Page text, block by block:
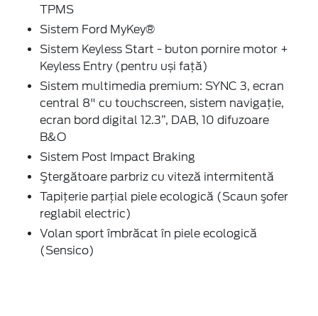
TPMS
Sistem Ford MyKey®
Sistem Keyless Start - buton pornire motor +
Keyless Entry (pentru uși față)
Sistem multimedia premium: SYNC 3, ecran
central 8" cu touchscreen, sistem navigaţie,
ecran bord digital 12.3”, DAB, 10 difuzoare
B&O
Sistem Post Impact Braking
Ştergătoare parbriz cu viteză intermitentă
Tapiţerie parţial piele ecologică (Scaun şofer
reglabil electric)
Volan sport îmbrăcat în piele ecologică
(Sensico)